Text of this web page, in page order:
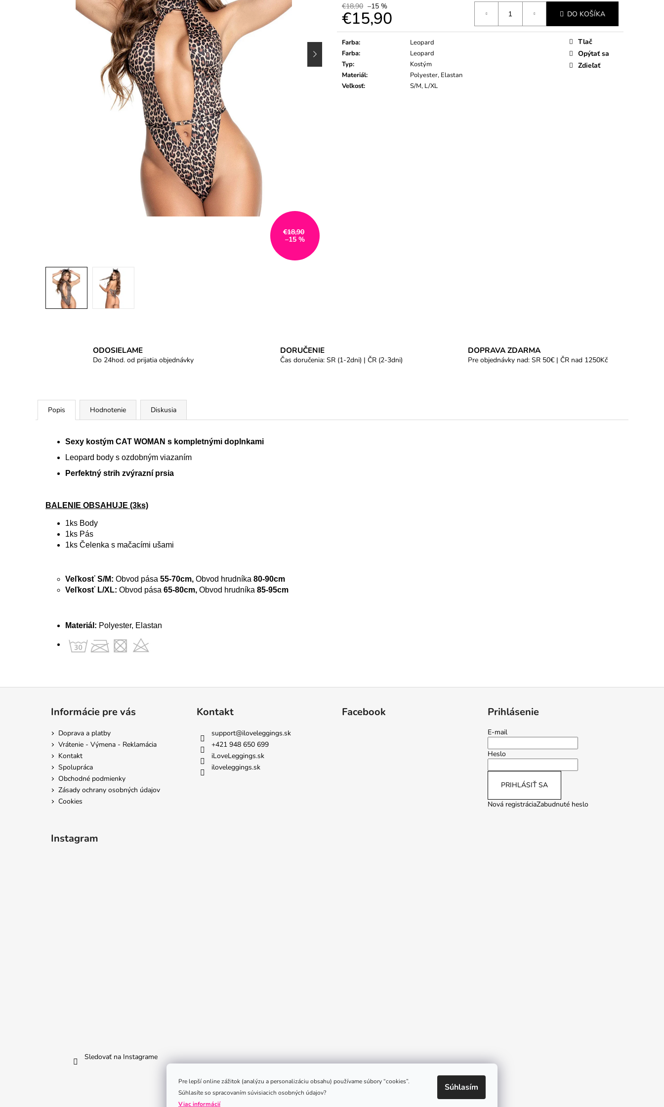
Pre lepší online zážitok (analýzu a personalizáciu obsahu) používame súbory “cookies”.
Súhlasíte so spracovaním súvisiacich osobných údajov?
Viac informácií
Súhlasím
€18,90 –15 %
€15,90
Jednotková
cena:
DO KOŠÍKA
Farba:
Leopard
Farba:
Leopard
Typ:
Kostým
Materiál:
Polyester, Elastan
Veľkosť: S/M, L/XL
Tlač
Opýtať sa
Zdieľať
€18,90
–15 %
ODOSIELAME
Do 24hod. od prijatia objednávky
DORUČENIE
Čas doručenia: SR (1-2dni) | ČR (2-3dni)
DOPRAVA ZDARMA
Pre objednávky nad: SR 50€ | ČR nad 1250Kč
Popis Hodnotenie Diskusia
Sexy kostým CAT WOMAN s kompletnými doplnkami
Leopard body s ozdobným viazaním
Perfektný strih zvýrazní prsia
BALENIE OBSAHUJE (3ks)
1ks Body
1ks Pás
1ks Čelenka s mačacími ušami
Veľkosť S/M: Obvod pása 55-70cm, Obvod hrudníka 80-90cm
Veľkosť L/XL: Obvod pása 65-80cm, Obvod hrudníka 85-95cm
Materiál: Polyester, Elastan
Informácie pre vás
Doprava a platby
Vrátenie - Výmena - Reklamácia
Kontakt
Spolupráca
Obchodné podmienky
Zásady ochrany osobných údajov
Cookies
Kontakt
support@iloveleggings.sk
+421 948 650 699
iLoveLeggings.sk
iloveleggings.sk
Facebook Prihlásenie
E-mail
Heslo
PRIHLÁSIŤ SA
Nová registráciaZabudnuté heslo
Instagram
Sledovať na Instagrame